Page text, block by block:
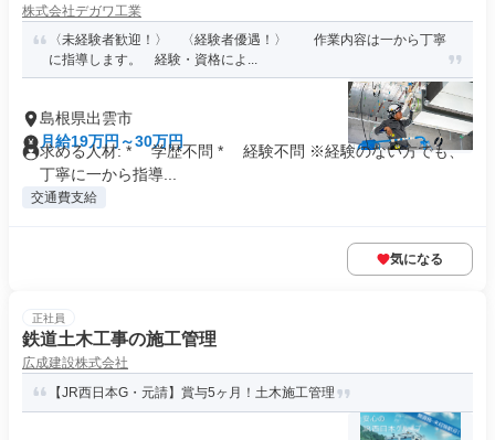
株式会社デガワ工業
〈未経験者歓迎！〉 〈経験者優遇！〉 作業内容は一から丁寧
に指導します。 経験・資格によ...
島根県出雲市
月給19万円～30万円
求める人材: * 学歴不問 * 経験不問 ※経験のない方でも、
丁寧に一から指導...
交通費支給
気になる
正社員
鉄道土木工事の施工管理
広成建設株式会社
【JR西日本G・元請】賞与5ヶ月！土木施工管理